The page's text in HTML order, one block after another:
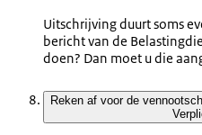
Uitschrijving duurt soms
bericht van de
doen? Dan moet u die
Reken af voor de